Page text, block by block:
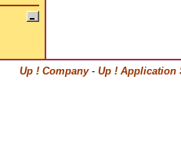
Up ! Company- Up ! Application